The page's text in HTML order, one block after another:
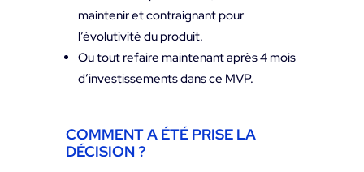
maintenir et contraignant pour
l’évolutivité du produit.
Ou tout refaire maintenant après 4 mois
d’investissements dans ce MVP.
COMMENT A ÉTÉ PRISE LA
DÉCISION ?